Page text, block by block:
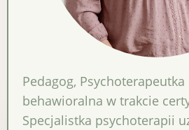
Pedagog, Psychoterapeutka
behawioralna w trakcie
Specjalistka psychoterapii